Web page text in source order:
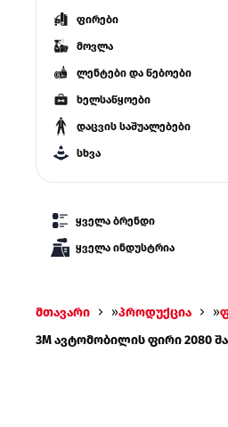
ფირები
მოვლა
ლენტები და წებოები
ხელსაწყოები
დაცვის საშუალებები
სხვა
ყველა ბრენდი
ყველა ინდუსტრია
მთავარი »პროდუქცია »
3M ავტომობილის ფირი 2080